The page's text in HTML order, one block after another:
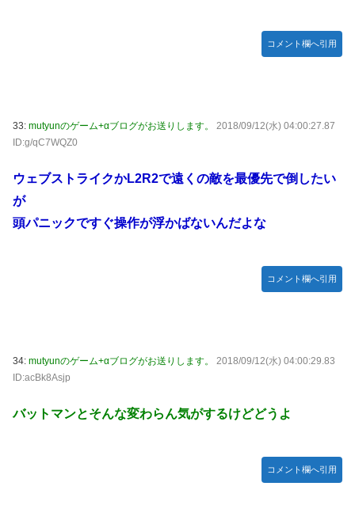
コメント欄へ引用
33: mutyunのゲーム+αブログがお送りします。
2018/09/12(水) 04:00:27.87
ID:g/qC7WQZ0
ウェブストライクかL2R2で遠くの敵を最優先で倒したい
が
頭パニックですぐ操作が浮かばないんだよな
コメント欄へ引用
34: mutyunのゲーム+αブログがお送りします。
2018/09/12(水) 04:00:29.83
ID:acBk8Asjp
バットマンとそんな変わらん気がするけどどうよ
コメント欄へ引用